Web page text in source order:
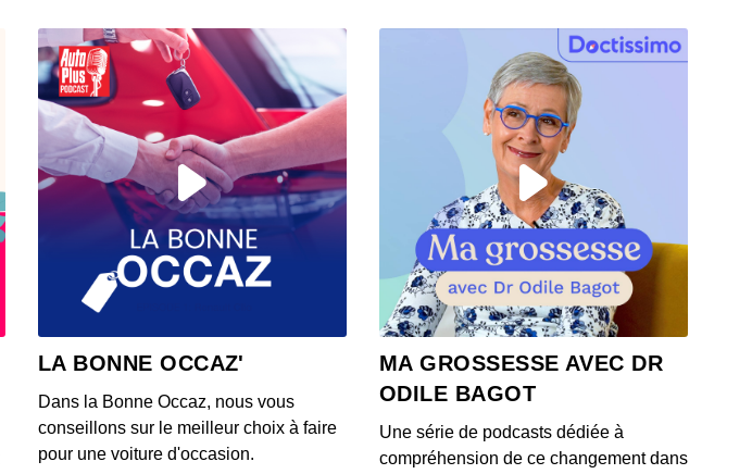
Jean-Pierre Birot, La Crim’ au crible
00:36:39 - IL Y A 3 ANS
Erwan Ledru, « Contraste » le palais du breton !
00:18:06 - IL Y A 3 ANS
Christian Prouteau, GIGN : engagé pour la vie !
00:44:26 - IL Y A 3 ANS
00:19:38 - IL Y A 3 ANS
Arthur Dénouveaux, vendredi 13
LA BONNE OCCAZ'
Dans la Bonne Occaz, nous vous
conseillons sur le meilleur choix à faire
pour une voiture d'occasion.
MA GROSSESSE AVEC DR
ODILE BAGOT
Une série de podcasts dédiée à
compréhension de ce changement dans